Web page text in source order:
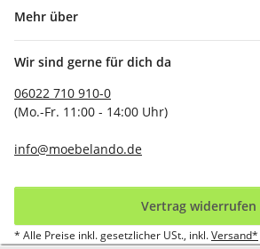
Mehr über
Wir sind gerne für dich da
06022 710 910-0
(Mo.-Fr. 11:00 - 14:00 Uhr)
info@moebelando.de
Vertrag widerrufen
* Alle Preise inkl. gesetzlicher USt., inkl.Versand*